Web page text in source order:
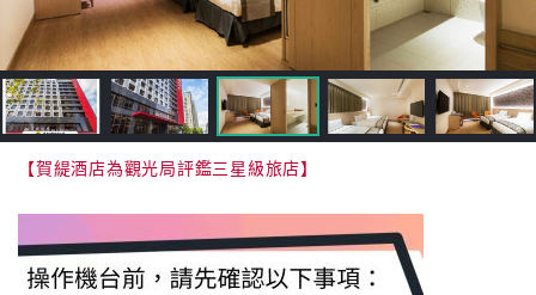
直
跟
飯
店
訂
HOT
【賀緹酒店為觀光局評鑑三星級旅店】